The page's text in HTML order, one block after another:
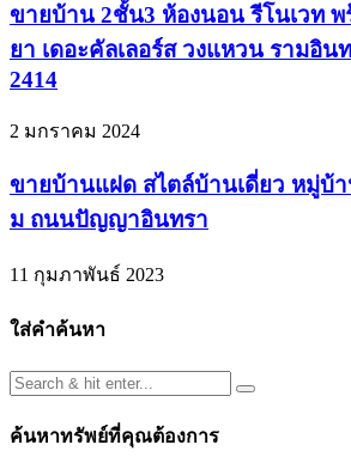
ขายบ้าน 2ชั้น3 ห้องนอน รีโนเวท
ยา เดอะคัลเลอร์ส วงแหวน รามอิน
2414
2 มกราคม 2024
ขายบ้านแฝด สไตล์บ้านเดี่ยว หมู่บ้
ม ถนนปัญญาอินทรา
11 กุมภาพันธ์ 2023
ใส่คำค้นหา
ค้นหาทรัพย์ที่คุณต้องการ